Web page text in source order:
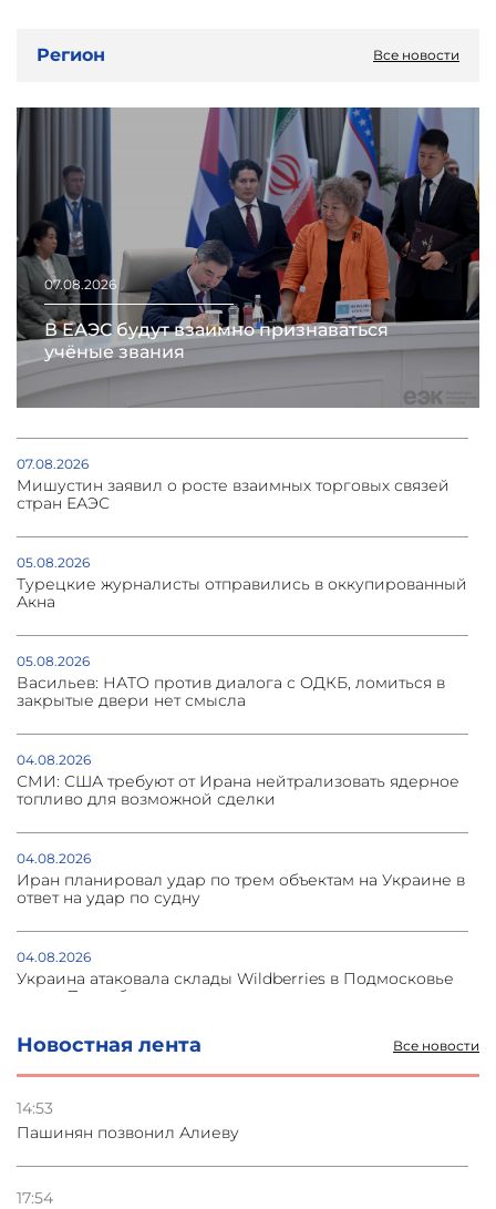
Новостная лента Все новости
14:53
Пашинян позвонил Алиеву
17:54
Регион Все новости
07.08.2026
В ЕАЭС будут взаимно признаваться
учёные звания
07.08.2026
Мишустин заявил о росте взаимных торговых связей
стран ЕАЭС
05.08.2026
Турецкие журналисты отправились в оккупированный
Акна
05.08.2026
Васильев: НАТО против диалога с ОДКБ, ломиться в
закрытые двери нет смысла
04.08.2026
СМИ: США требуют от Ирана нейтрализовать ядерное
топливо для возможной сделки
04.08.2026
Иран планировал удар по трем объектам на Украине в
ответ на удар по судну
04.08.2026
Украина атаковала склады Wildberries в Подмосковье
и под Петербургом
03.08.2026
Стратегия безопасности ОДКБ допускает применение
Азербайджане